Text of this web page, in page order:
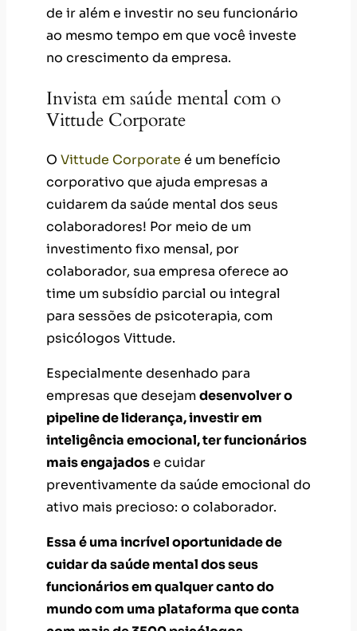
de ir além e investir no seu funcionário
ao mesmo tempo em que você investe
no crescimento da empresa.
Invista em saúde mental com o
Vittude Corporate
O Vittude Corporate é um benefício
corporativo que ajuda empresas a
cuidarem da saúde mental dos seus
colaboradores! Por meio de um
investimento fixo mensal, por
colaborador, sua empresa oferece ao
time um subsídio parcial ou integral
para sessões de psicoterapia, com
psicólogos Vittude.
Especialmente desenhado para
empresas que desejamdesenvolver o
pipeline de liderança, investir em
inteligência emocional, ter funcionários
mais engajadose cuidar
preventivamente da saúde emocional do
ativo mais precioso: o colaborador.
Essa é uma incrível oportunidade de
cuidar da saúde mental dos seus
funcionários em qualquer canto do
mundo com uma plataforma que conta